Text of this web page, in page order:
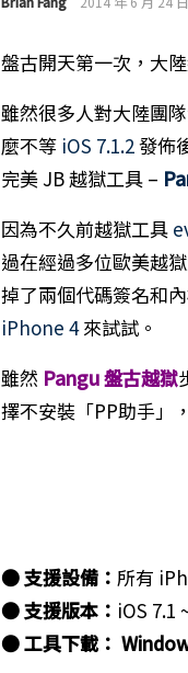
盤古開天第一次，大
雖然很多人對大陸團
麼不等 iOS 7.1.2發佈
完美 JB 越獄工具 –
因為不久前越獄工具
過在經過多位歐美越
掉了兩個代碼簽名和
iPhone 4來試試。
雖然 Pangu 盤古越獄
擇不安裝「PP助手」
● 支援設備： 所有
● 支援版本： iOS 7.1
● 工具下載：